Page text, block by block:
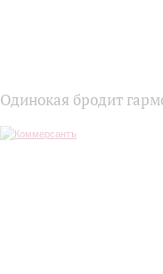
Одинокая бродит